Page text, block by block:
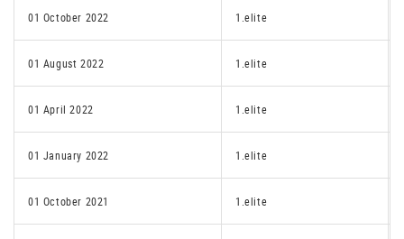
01 October 2022 1.elite
01 August 2022 1.elite
01 April 2022 1.elite
01 January 2022 1.elite
01 October 2021 1.elite